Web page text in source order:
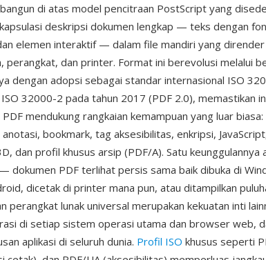
di atas model pencitraan PostScript yang
deskripsi dokumen lengkap — teks dengan
elemen interaktif — dalam file mandiri yang
perangkat, dan printer. Format ini berevolusi melalui
dengan adopsi sebagai standar internasional ISO
32000-2 pada tahun 2017 (PDF 2.0), memastikan
PDF mendukung rangkaian kemampuan yang luar
bookmark, tag aksesibilitas, enkripsi,
dan profil khusus arsip (PDF/A). Satu keunggulannya
dokumen PDF terlihat persis sama baik dibuka di
dicetak di printer mana pun, atau ditampilkan
perangkat lunak universal merupakan kekuatan inti
di setiap sistem operasi utama dan browser web,
aplikasi di seluruh dunia. Profil ISO khusus seperti